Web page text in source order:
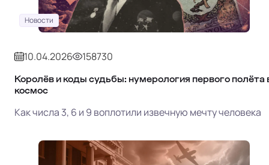
Новости
10.04.2026 158730
Королёв и коды судьбы: нумерология первого полёта
космос
Как числа 3, 6 и 9 воплотили извечную мечту человека